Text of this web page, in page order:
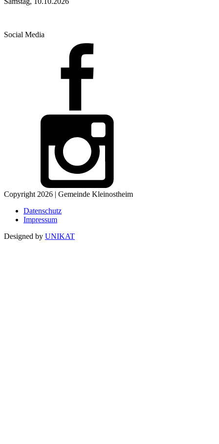
Social Media
Copyright 2026 | Gemeinde Kleinostheim
Datenschutz
Impressum
Designed by UNIKAT